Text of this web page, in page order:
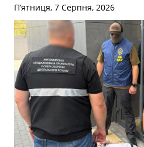
П’ятниця, 7 Серпня, 2026